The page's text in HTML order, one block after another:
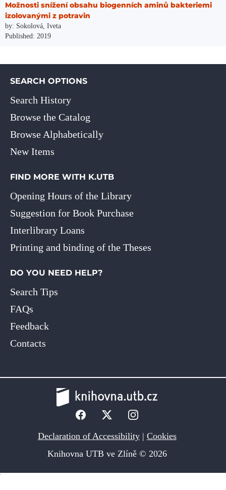
Možnosti snížení obsahu biogenních aminů bakteriemi
izolovanými z potravin
by: Sokolová, Iveta
Published: 2019
SEARCH OPTIONS
Search History
Browse the Catalog
Browse Alphabetically
New Items
FIND MORE WITH K.UTB
Opening Hours of the Library
Suggestion for Book Purchase
Interlibrary Loans
Printing and binding of the Theses
DO YOU NEED HELP?
Search Tips
FAQs
Feedback
Contacts
Declaration of Accessibility| Cookies
Knihovna UTB ve Zlíně © 2026